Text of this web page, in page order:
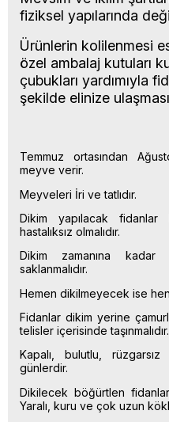
fiziksel yapılarında
Ürünlerin kolilenmesi
özel ambalaj kutuları
çubukları yardımıyla
şekilde elinize
Temmuz ortasından
meyve verir.
Meyveleri İri ve tatlıdır.
Dikim yapılacak
hastalıksız olmalıdır.
Dikim zamanına
saklanmalıdır.
Hemen dikilmeyecek ise
Fidanlar dikim yerine
telisler içerisinde taşınmalıdır.
Kapalı, bulutlu,
günlerdir.
Dikilecek böğürtlen
Yaralı, kuru ve çok uzun